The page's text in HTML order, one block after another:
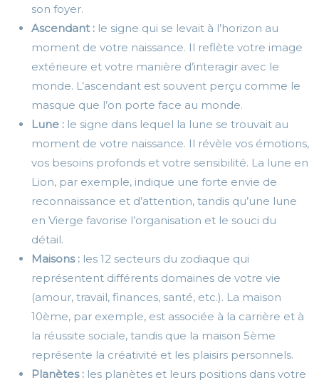
son foyer.
Ascendant : le signe qui se levait à l’horizon au
moment de votre naissance. Il reflète votre image
extérieure et votre manière d’interagir avec le
monde. L’ascendant est souvent perçu comme le
masque que l’on porte face au monde.
Lune : le signe dans lequel la lune se trouvait au
moment de votre naissance. Il révèle vos émotions,
vos besoins profonds et votre sensibilité. La lune en
Lion, par exemple, indique une forte envie de
reconnaissance et d’attention, tandis qu’une lune
en Vierge favorise l’organisation et le souci du
détail.
Maisons : les 12 secteurs du zodiaque qui
représentent différents domaines de votre vie
(amour, travail, finances, santé, etc.). La maison
10ème, par exemple, est associée à la carrière et à
la réussite sociale, tandis que la maison 5ème
représente la créativité et les plaisirs personnels.
Planètes : les planètes et leurs positions dans votre